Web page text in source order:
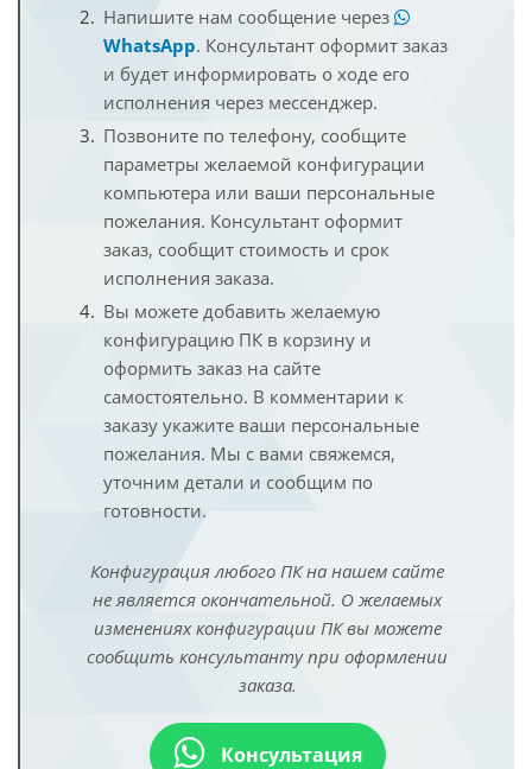
Напишите нам сообщение через
WhatsApp. Консультант оформит заказ
и будет информировать о ходе его
исполнения через мессенджер.
Позвоните по телефону, сообщите
параметры желаемой конфигурации
компьютера или ваши персональные
пожелания. Консультант оформит
заказ, сообщит стоимость и срок
исполнения заказа.
Вы можете добавить желаемую
конфигурацию ПК в корзину и
оформить заказ на сайте
самостоятельно. В комментарии к
заказу укажите ваши персональные
пожелания. Мы с вами свяжемся,
уточним детали и сообщим по
готовности.
Конфигурация любого ПК на нашем сайте
не является окончательной. О желаемых
изменениях конфигурации ПК вы можете
сообщить консультанту при оформлении
заказа.
Консультация